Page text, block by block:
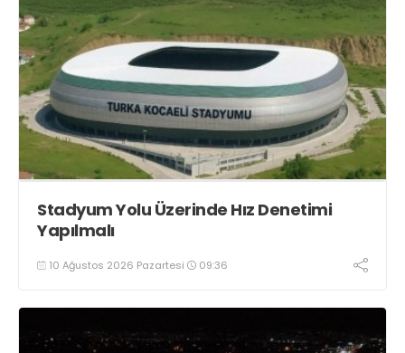
Stadyum Yolu Üzerinde Hız Denetimi
Yapılmalı
10 Ağustos 2026 Pazartesi 09:36